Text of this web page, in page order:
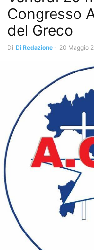
Congresso
del Greco
Di Di Redazione - 20 Maggio